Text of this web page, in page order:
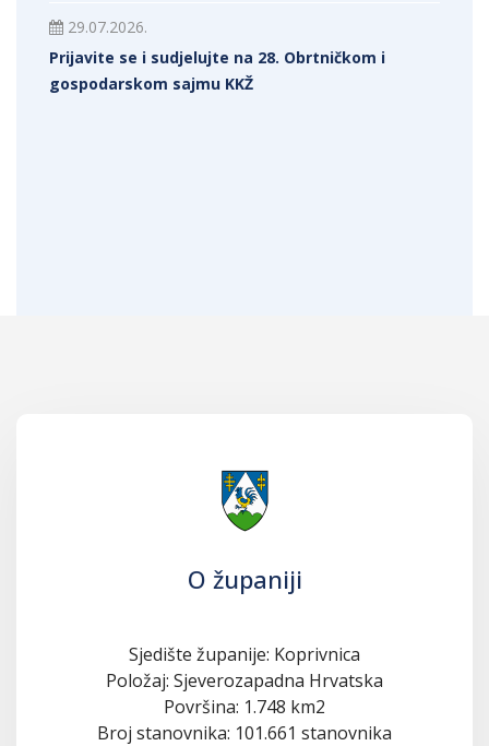
29.07.2026.
Prijavite se i sudjelujte na 28. Obrtničkom i
gospodarskom sajmu KKŽ
O županiji
Sjedište županije: Koprivnica
Položaj: Sjeverozapadna Hrvatska
Površina: 1.748 km2
Broj stanovnika: 101.661 stanovnika